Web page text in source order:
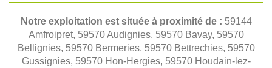
Notre exploitation est située à proximité de : 59144
Amfroipret, 59570 Audignies, 59570 Bavay, 59570
Bellignies, 59570 Bermeries, 59570 Bettrechies, 59570
Gussignies, 59570 Hon-Hergies, 59570 Houdain-lez-